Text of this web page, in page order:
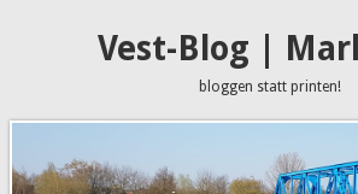
Vest-Blog |
bloggen statt printen!